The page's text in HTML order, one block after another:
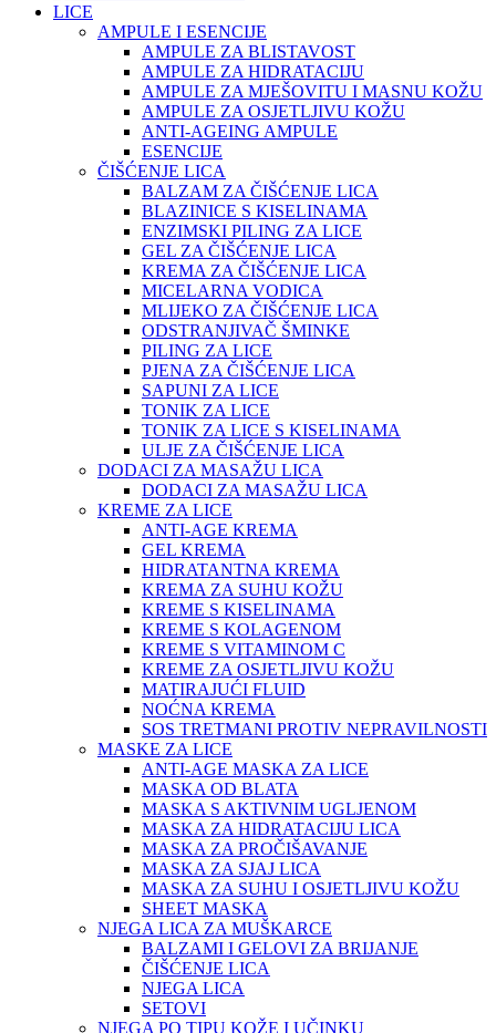
LICE
AMPULE I ESENCIJE
AMPULE ZA BLISTAVOST
AMPULE ZA HIDRATACIJU
AMPULE ZA MJEŠOVITU I MASNU KOŽU
AMPULE ZA OSJETLJIVU KOŽU
ANTI-AGEING AMPULE
ESENCIJE
ČIŠĆENJE LICA
BALZAM ZA ČIŠĆENJE LICA
BLAZINICE S KISELINAMA
ENZIMSKI PILING ZA LICE
GEL ZA ČIŠĆENJE LICA
KREMA ZA ČIŠĆENJE LICA
MICELARNA VODICA
MLIJEKO ZA ČIŠĆENJE LICA
ODSTRANJIVAČ ŠMINKE
PILING ZA LICE
PJENA ZA ČIŠĆENJE LICA
SAPUNI ZA LICE
TONIK ZA LICE
TONIK ZA LICE S KISELINAMA
ULJE ZA ČIŠĆENJE LICA
DODACI ZA MASAŽU LICA
DODACI ZA MASAŽU LICA
KREME ZA LICE
ANTI-AGE KREMA
GEL KREMA
HIDRATANTNA KREMA
KREMA ZA SUHU KOŽU
KREME S KISELINAMA
KREME S KOLAGENOM
KREME S VITAMINOM C
KREME ZA OSJETLJIVU KOŽU
MATIRAJUĆI FLUID
NOĆNA KREMA
SOS TRETMANI PROTIV NEPRAVILNOSTI
MASKE ZA LICE
ANTI-AGE MASKA ZA LICE
MASKA OD BLATA
MASKA S AKTIVNIM UGLJENOM
MASKA ZA HIDRATACIJU LICA
MASKA ZA PROČIŠAVANJE
MASKA ZA SJAJ LICA
MASKA ZA SUHU I OSJETLJIVU KOŽU
SHEET MASKA
NJEGA LICA ZA MUŠKARCE
BALZAMI I GELOVI ZA BRIJANJE
ČIŠĆENJE LICA
NJEGA LICA
SETOVI
NJEGA PO TIPU KOŽE I UČINKU